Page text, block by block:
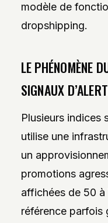
modèle de
dropshipping.
LE PHÉNOMÈNE
SIGNAUX
Plusieurs indices
utilise une
un
promotions
affichées de 50
référence parfois